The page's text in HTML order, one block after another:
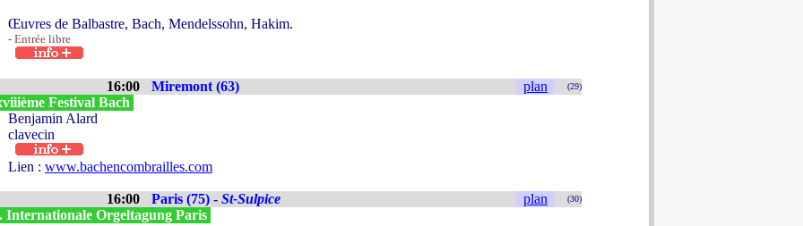
Œuvres de Balbastre, Bach, Mendelssohn, Hakim.
- Entrée libre
16:00 Miremont (63) plan (29)
Festival Bach
Benjamin Alard
clavecin
Lien : www.bachencombrailles.com
16:00 Paris (75) - St-Sulpice plan (30)
Internationale Orgeltagung Paris